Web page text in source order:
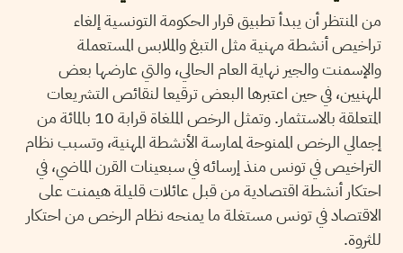
من المنتظر أن يبدأ تطبيق قرار الحكومة التونسية إلغاء
تراخيص أنشطة مهنية مثل التبغ والملابس المستعملة
والإسمنت والجير نهاية العام الحالي، والتي عارضها بعض
المهنيين، في حين اعتبرها البعض ترقيعا لنقائص التشريعات
المتعلقة بالاستثمار. وتمثل الرخص الملغاة قرابة 10 بالمائة من
إجمالي الرخص الممنوحة لممارسة الأنشطة المهنية، وتسبب نظام
التراخيص في تونس منذ إرسائه في سبعينات القرن الماضي، في
احتكار أنشطة اقتصادية من قبل عائلات قليلة هيمنت على
الاقتصاد في تونس مستغلة ما يمنحه نظام الرخص من احتكار
للثروة.